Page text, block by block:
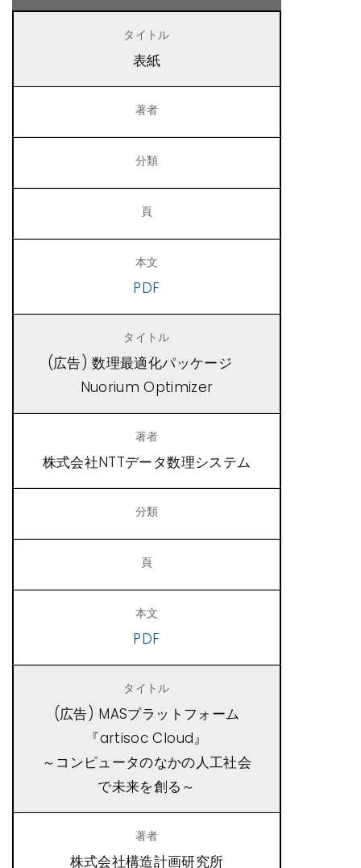
表紙
PDF
(広告) 数理最適化パッケージ
Nuorium Optimizer
株式会社NTTデータ数理システム
PDF
(広告) MASプラットフォーム
『artisoc Cloud』
～コンピュータのなかの人工社会
で未来を創る～
株式会社構造計画研究所